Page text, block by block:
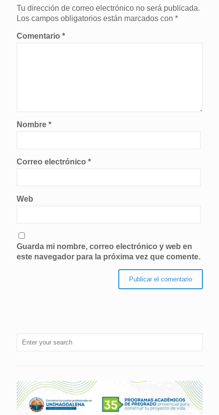
Tu dirección de correo electrónico no será publicada.
Los campos obligatorios están marcados con *
Comentario *
Nombre *
Correo electrónico *
Web
Guarda mi nombre, correo electrónico y web en
este navegador para la próxima vez que comente.